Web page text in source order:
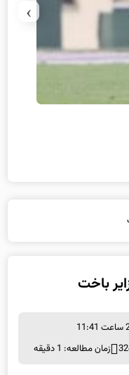
›
باخت
زمان مطالعه: 1 دقیقه